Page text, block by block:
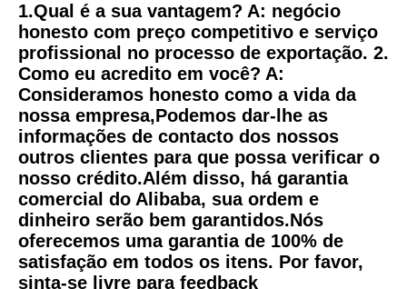
1.Qual é a sua vantagem? A: negócio
honesto com preço competitivo e serviço
profissional no processo de exportação. 2.
Como eu acredito em você? A:
Consideramos honesto como a vida da
nossa empresa,Podemos dar-lhe as
informações de contacto dos nossos
outros clientes para que possa verificar o
nosso crédito.Além disso, há garantia
comercial do Alibaba, sua ordem e
dinheiro serão bem garantidos.Nós
oferecemos uma garantia de 100% de
satisfação em todos os itens. Por favor,
sinta-se livre para feedback